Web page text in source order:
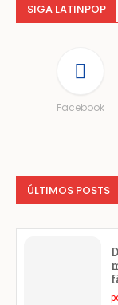
SIGA LATINPOP
Facebook
ÚLTIMOS POSTS